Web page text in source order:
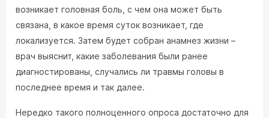
возникает головная боль, с чем она может быть
связана, в какое время суток возникает, где
локализуется. Затем будет собран анамнез жизни –
врач выяснит, какие заболевания были ранее
диагностированы, случались ли травмы головы в
последнее время и так далее.
Нередко такого полноценного опроса достаточно для